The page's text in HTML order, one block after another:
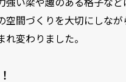
空間づくりを大切にしな
変わりました。